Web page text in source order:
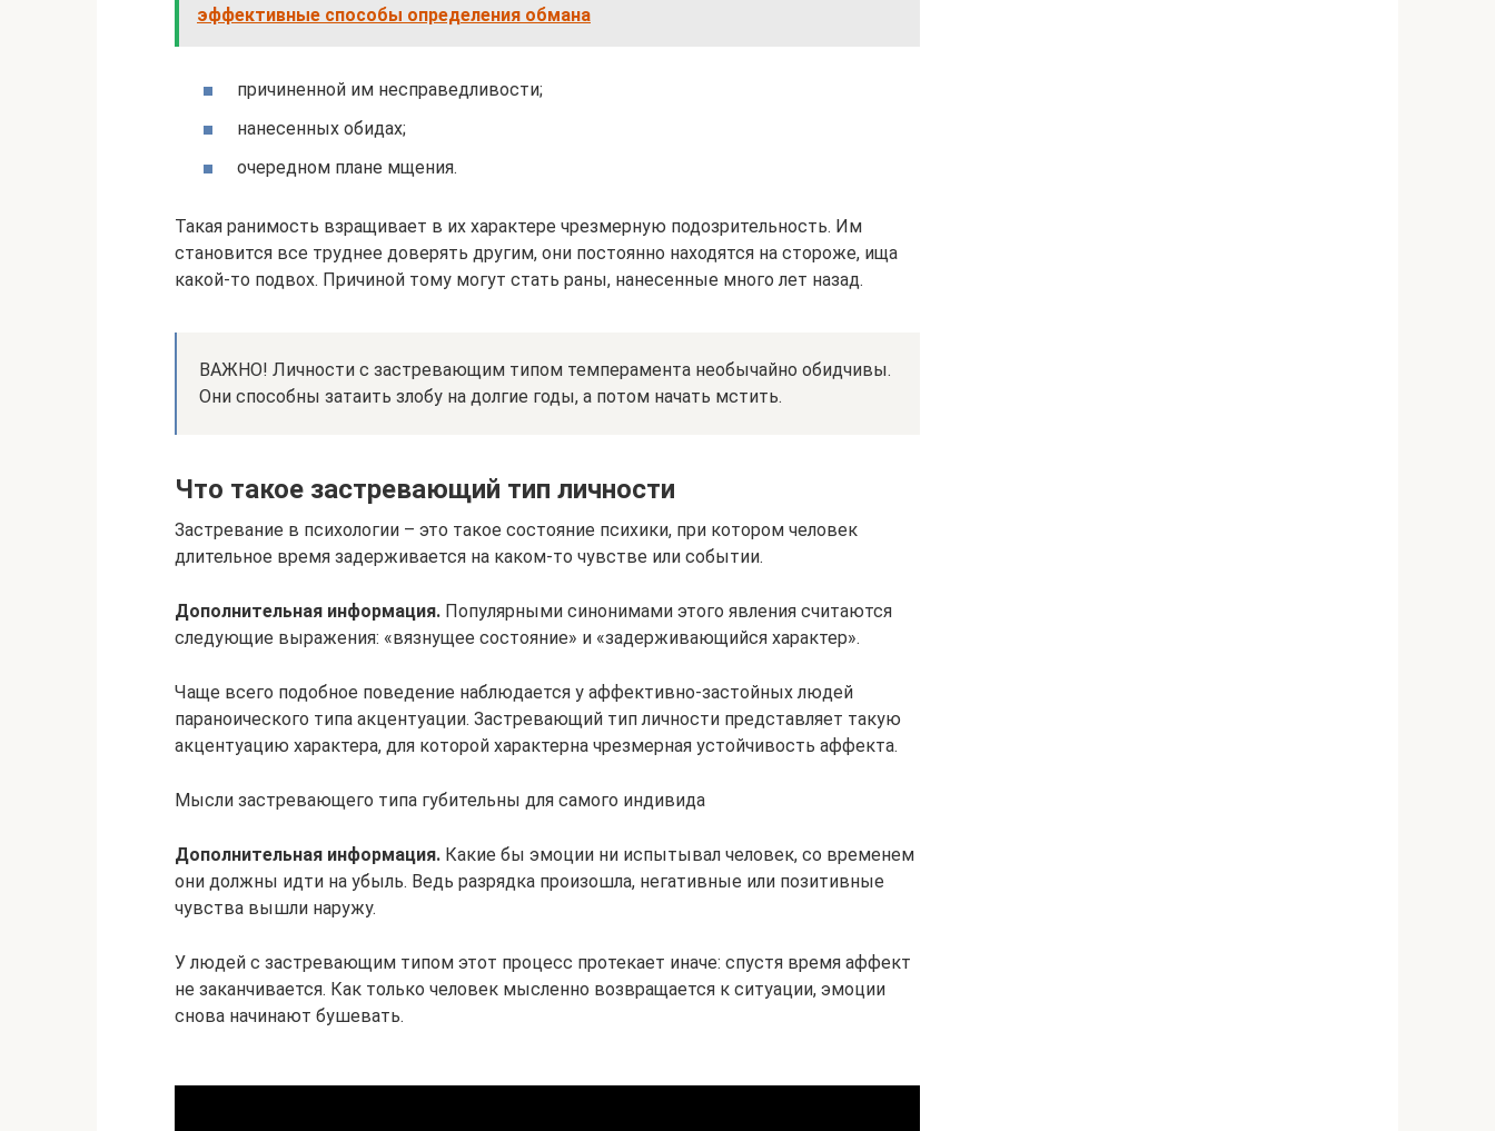
эффективные способы определения обмана
причиненной им несправедливости;
нанесенных обидах;
очередном плане мщения.
Такая ранимость взращивает в их характере чрезмерную подозрительность. Им
становится все труднее доверять другим, они постоянно находятся на стороже, ища
какой-то подвох. Причиной тому могут стать раны, нанесенные много лет назад.
ВАЖНО! Личности с застревающим типом темперамента необычайно обидчивы.
Они способны затаить злобу на долгие годы, а потом начать мстить.
Что такое застревающий тип личности
Застревание в психологии – это такое состояние психики, при котором человек
длительное время задерживается на каком-то чувстве или событии.
Дополнительная информация. Популярными синонимами этого явления считаются
следующие выражения: «вязнущее состояние» и «задерживающийся характер».
Чаще всего подобное поведение наблюдается у аффективно-застойных людей
параноического типа акцентуации. Застревающий тип личности представляет такую
акцентуацию характера, для которой характерна чрезмерная устойчивость аффекта.
Мысли застревающего типа губительны для самого индивида
Дополнительная информация. Какие бы эмоции ни испытывал человек, со временем
они должны идти на убыль. Ведь разрядка произошла, негативные или позитивные
чувства вышли наружу.
У людей с застревающим типом этот процесс протекает иначе: спустя время аффект
не заканчивается. Как только человек мысленно возвращается к ситуации, эмоции
снова начинают бушевать.